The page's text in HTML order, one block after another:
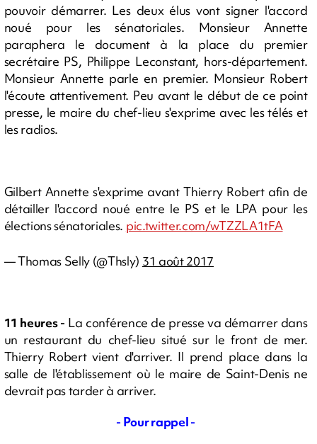
pouvoir démarrer. Les deux élus vont signer l'accord
noué pour les sénatoriales. Monsieur Annette
paraphera le document à la place du premier
secrétaire PS, Philippe Leconstant, hors-département.
Monsieur Annette parle en premier. Monsieur Robert
l'écoute attentivement. Peu avant le début de ce point
presse, le maire du chef-lieu s'exprime avec les télés et
les radios.
Gilbert Annette s'exprime avant Thierry Robert afin de
détailler l'accord noué entre le PS et le LPA pour les
élections sénatoriales. pic.twitter.com/wTZZLA1tFA
— Thomas Selly (@Thsly) 31 août 2017
11 heures - La conférence de presse va démarrer dans
un restaurant du chef-lieu situé sur le front de mer.
Thierry Robert vient d'arriver. Il prend place dans la
salle de l'établissement où le maire de Saint-Denis ne
devrait pas tarder à arriver.
- Pour rappel -